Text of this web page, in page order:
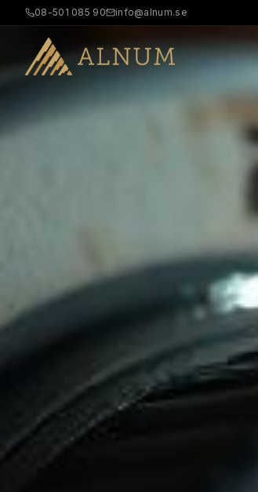
08-501 085 90 info@alnum.se